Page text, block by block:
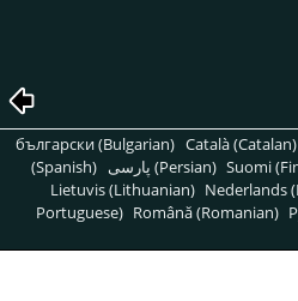
български (Bulgarian) Català (Catalan)
(Spanish)
پارسی (Persian) Suomi
Lietuvis (Lithuanian) Nederlands
Portuguese) Română (Romanian)